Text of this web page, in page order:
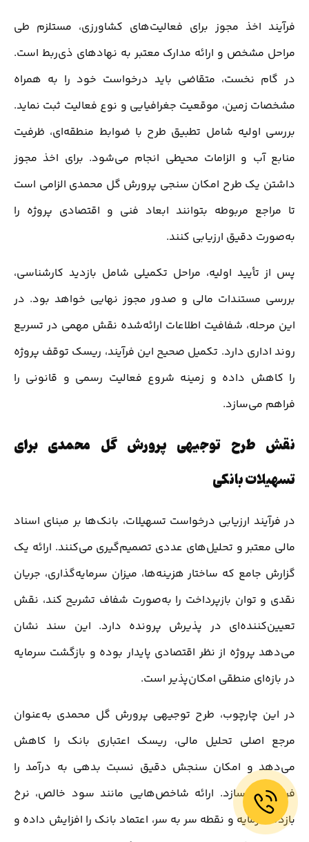
فرآیند اخذ مجوز برای فعالیت‌های کشاورزی، مستلزم طی
مراحل مشخص و ارائه مدارک معتبر به نهادهای ذی‌ربط است.
در گام نخست، متقاضی باید درخواست خود را به همراه
مشخصات زمین، موقعیت جغرافیایی و نوع فعالیت ثبت نماید.
بررسی اولیه شامل تطبیق طرح با ضوابط منطقه‌ای، ظرفیت
منابع آب و الزامات محیطی انجام می‌شود. برای اخذ مجوز
داشتن یک طرح امکان سنجی پرورش گل محمدی الزامی است
تا مراجع مربوطه بتوانند ابعاد فنی و اقتصادی پروژه را
به‌صورت دقیق ارزیابی کنند.
پس از تأیید اولیه، مراحل تکمیلی شامل بازدید کارشناسی،
بررسی مستندات مالی و صدور مجوز نهایی خواهد بود. در
این مرحله، شفافیت اطلاعات ارائه‌شده نقش مهمی در تسریع
روند اداری دارد. تکمیل صحیح این فرآیند، ریسک توقف پروژه
را کاهش داده و زمینه شروع فعالیت رسمی و قانونی را
فراهم می‌سازد.
نقش طرح توجیهی پرورش گل محمدی برای
تسهیلات بانکی
در فرآیند ارزیابی درخواست تسهیلات، بانک‌ها بر مبنای اسناد
مالی معتبر و تحلیل‌های عددی تصمیم‌گیری می‌کنند. ارائه یک
گزارش جامع که ساختار هزینه‌ها، میزان سرمایه‌گذاری، جریان
نقدی و توان بازپرداخت را به‌صورت شفاف تشریح کند، نقش
تعیین‌کننده‌ای در پذیرش پرونده دارد. این سند نشان
می‌دهد پروژه از نظر اقتصادی پایدار بوده و بازگشت سرمایه
در بازه‌ای منطقی امکان‌پذیر است.
در این چارچوب، طرح توجیهی پرورش گل محمدی به‌عنوان
مرجع اصلی تحلیل مالی، ریسک اعتباری بانک را کاهش
می‌دهد و امکان سنجش دقیق نسبت بدهی به درآمد را
فراهم می‌سازد. ارائه شاخص‌هایی مانند سود خالص، نرخ
بازده سرمایه و نقطه سر به سر، اعتماد بانک را افزایش داده و